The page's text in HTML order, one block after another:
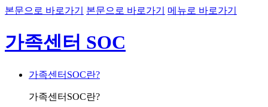
본문으로 바로가기 본문으로 바로가기 메뉴로 바로가기
가족센터 SOC
가족센터SOC란?
가족센터SOC란?